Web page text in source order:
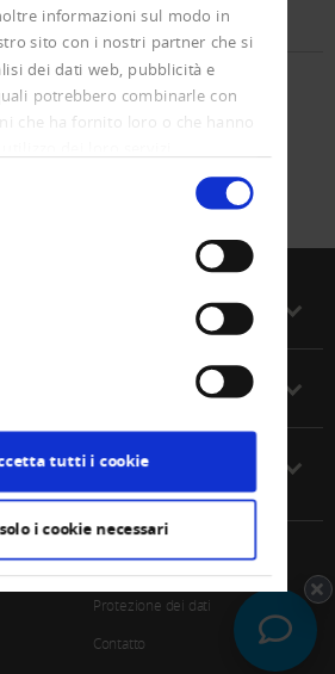
informazioni sul modo in
sito con i nostri partner che si
dei dati web, pubblicità e
potrebbero combinarle con
che ha fornito loro o che hanno
tutti i cookie
i cookie necessari
Svizzera Creditreform SCoop
Protezione dei dati
Contatto